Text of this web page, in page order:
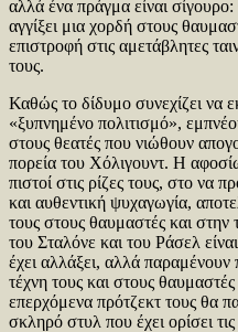
αλλά ένα πράγμα είναι
αγγίξει μια χορδή στους
επιστροφή στις αμετάβλητες
τους.
Καθώς το δίδυμο συνεχίζει να
«ξυπνημένο πολιτισμό»,
στους θεατές που νιώθουν
πορεία του Χόλιγουντ. Η
πιστοί στις ρίζες τους, στο να
και αυθεντική ψυχαγωγία,
τους στους θαυμαστές και
του Σταλόνε και του Ράσελ
έχει αλλάξει, αλλά
τέχνη τους και στους
επερχόμενα πρότζεκτ τους θα
σκληρό στυλ που έχει ορίσει